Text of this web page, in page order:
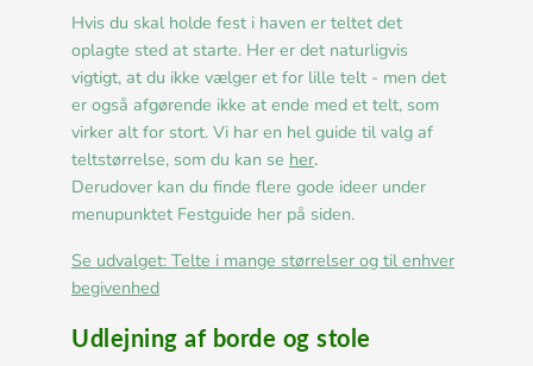
Hvis du skal holde fest i haven er teltet det
oplagte sted at starte. Her er det naturligvis
vigtigt, at du ikke vælger et for lille telt - men det
er også afgørende ikke at ende med et telt, som
virker alt for stort. Vi har en hel guide til valg af
teltstørrelse, som du kan se her.
Derudover kan du finde flere gode ideer under
menupunktet Festguide her på siden.
Se udvalget: Telte i mange størrelser og til enhver
begivenhed
Udlejning af borde og stole